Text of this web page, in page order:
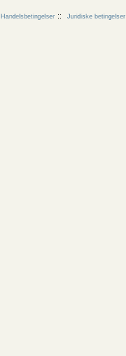
Handelsbetingelser Juridiske betingelser